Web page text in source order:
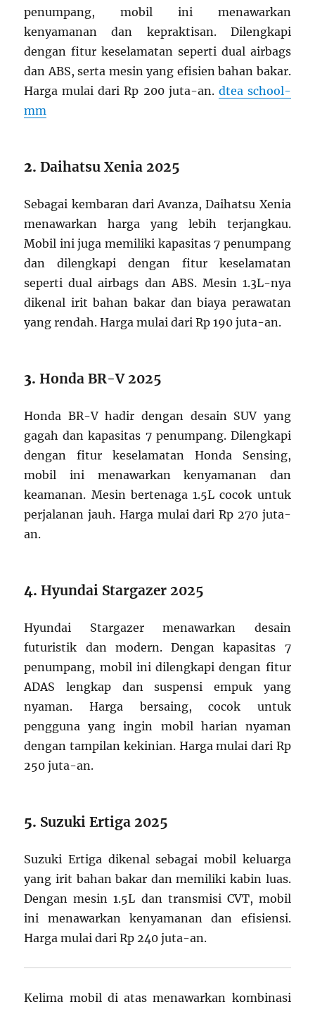
penumpang, mobil ini menawarkan
kenyamanan dan kepraktisan. Dilengkapi
dengan fitur keselamatan seperti dual airbags
dan ABS, serta mesin yang efisien bahan bakar.
Harga mulai dari Rp 200 juta-an. dtea school-
mm
2.Daihatsu Xenia 2025
Sebagai kembaran dari Avanza, Daihatsu Xenia
menawarkan harga yang lebih terjangkau.
Mobil ini juga memiliki kapasitas 7 penumpang
dan dilengkapi dengan fitur keselamatan
seperti dual airbags dan ABS. Mesin 1.3L-nya
dikenal irit bahan bakar dan biaya perawatan
yang rendah. Harga mulai dari Rp 190 juta-an.
3.Honda BR-V 2025
Honda BR-V hadir dengan desain SUV yang
gagah dan kapasitas 7 penumpang. Dilengkapi
dengan fitur keselamatan Honda Sensing,
mobil ini menawarkan kenyamanan dan
keamanan. Mesin bertenaga 1.5L cocok untuk
perjalanan jauh. Harga mulai dari Rp 270 juta-
an.
4.Hyundai Stargazer 2025
Hyundai Stargazer menawarkan desain
futuristik dan modern. Dengan kapasitas 7
penumpang, mobil ini dilengkapi dengan fitur
ADAS lengkap dan suspensi empuk yang
nyaman. Harga bersaing, cocok untuk
pengguna yang ingin mobil harian nyaman
dengan tampilan kekinian. Harga mulai dari Rp
250 juta-an.
5. Suzuki Ertiga 2025
Suzuki Ertiga dikenal sebagai mobil keluarga
yang irit bahan bakar dan memiliki kabin luas.
Dengan mesin 1.5L dan transmisi CVT, mobil
ini menawarkan kenyamanan dan efisiensi.
Harga mulai dari Rp 240 juta-an.
Kelima mobil di atas menawarkan kombinasi